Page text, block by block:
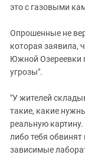
это с газовыми
Опрошенные не
которая заявила,
Южной Озереевки
угрозы".
"У жителей
такие, какие
реальную
либо тебя
зависимые